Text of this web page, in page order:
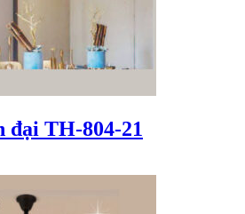
đại TH-804-21